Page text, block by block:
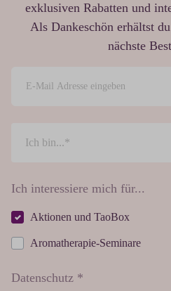
exklusiven Rabatten und
Als Dankeschön erhältst
nächste
Ich interessiere mich für...
Aktionen und TaoBox
Aromatherapie-Seminare
Datenschutz *